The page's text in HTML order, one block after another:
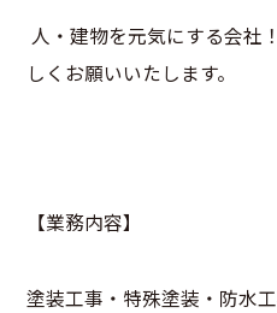
人・建物を元気にする会社
しくお願いいたします。
【業務内容】
塗装工事・特殊塗装・防水